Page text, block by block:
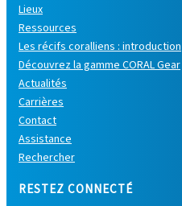
Lieux
Ressources
Les récifs coralliens : introduction
Découvrez la gamme CORAL Gear
Actualités
Carrières
Contact
Assistance
Rechercher
RESTEZ CONNECTÉ